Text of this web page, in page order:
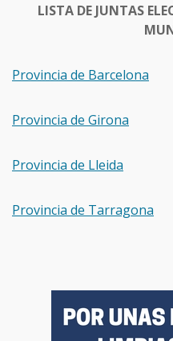
LISTA DE JUNTAS
Provincia de Barcelona
Provincia de Girona
Provincia de Lleida
Provincia de Tarragona